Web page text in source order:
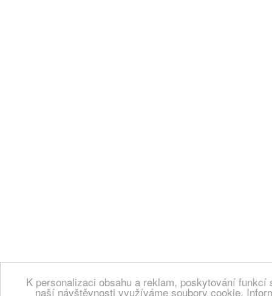
K personalizaci obsahu a reklam, poskytování
naší návštěvnosti využíváme soubory cookie.